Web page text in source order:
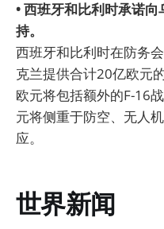
• 西班牙和比利时承诺
持。
西班牙和比利时在防务
克兰提供合计20亿欧元
欧元将包括额外的F-16
元将侧重于防空、无人
应。
世界新闻